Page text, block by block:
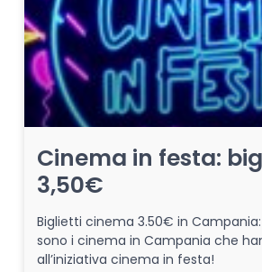
Cinema in festa:
3,50€
Biglietti cinema 3.50€ in
sono i cinema in Campania che
all’iniziativa cinema in festa!